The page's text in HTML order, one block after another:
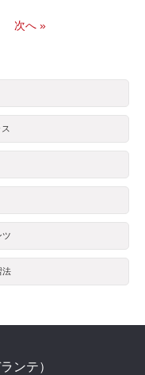
次へ »
ツ
法
ンテ）